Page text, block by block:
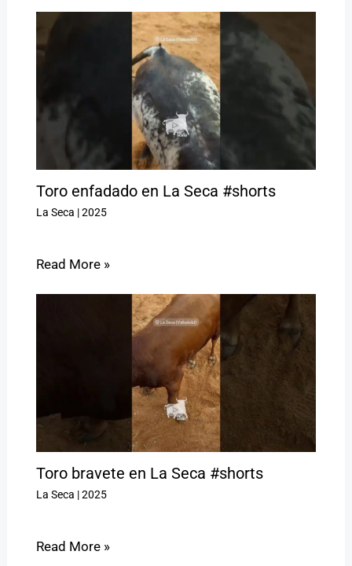
Toro enfadado en La Seca #shorts
La Seca |2025
Read More »
Toro bravete en La Seca #shorts
La Seca |2025
Read More »